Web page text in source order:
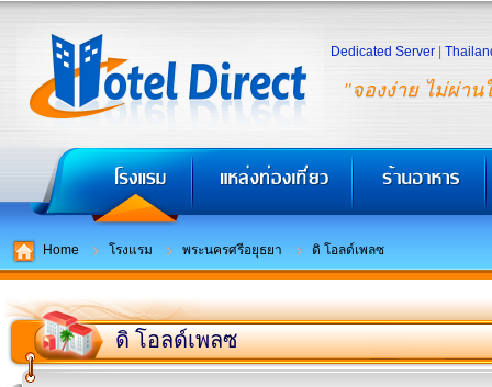
"จองง่าย ไม่ผ่าน
Dedicated Server
Home โรงแรม พระนครศรีอยุธยา ดิ โอลด์เพลซ
ดิ โอลด์เพลซ